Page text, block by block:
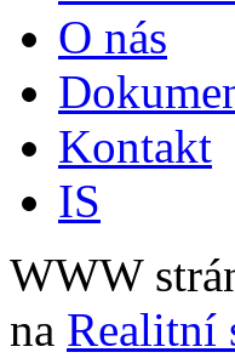
O nás
Kontakt
IS
WWW
na Realitní